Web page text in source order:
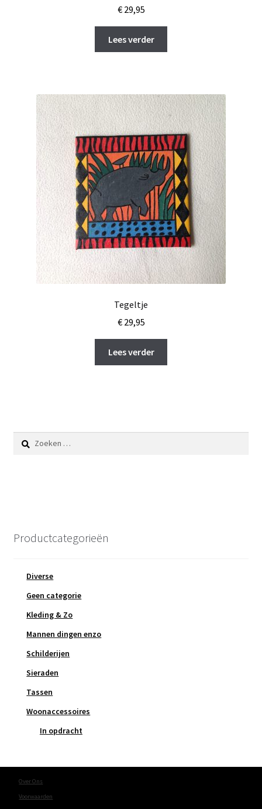
€29,95
Lees verder
Tegeltje
€29,95
Lees verder
Zoeken
naar:
Productcategorieën
Diverse
Geen categorie
Kleding & Zo
Mannen dingen enzo
Schilderijen
Sieraden
Tassen
Woonaccessoires
In opdracht
Over Ons
Voorwaarden